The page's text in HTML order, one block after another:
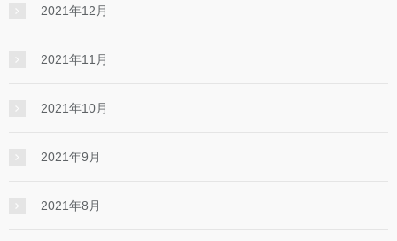
2021年12月
2021年11月
2021年10月
2021年9月
2021年8月